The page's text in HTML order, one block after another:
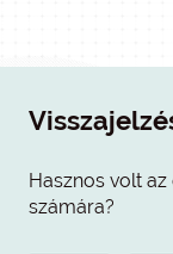
Hasznos volt
számára?